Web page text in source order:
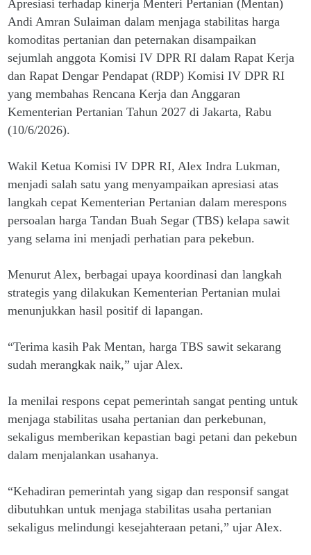
Apresiasi terhadap kinerja Menteri Pertanian (Mentan)
Andi Amran Sulaiman dalam menjaga stabilitas harga
komoditas pertanian dan peternakan disampaikan
sejumlah anggota Komisi IV DPR RI dalam Rapat Kerja
dan Rapat Dengar Pendapat (RDP) Komisi IV DPR RI
yang membahas Rencana Kerja dan Anggaran
Kementerian Pertanian Tahun 2027 di Jakarta, Rabu
(10/6/2026).
Wakil Ketua Komisi IV DPR RI, Alex Indra Lukman,
menjadi salah satu yang menyampaikan apresiasi atas
langkah cepat Kementerian Pertanian dalam merespons
persoalan harga Tandan Buah Segar (TBS) kelapa sawit
yang selama ini menjadi perhatian para pekebun.
Menurut Alex, berbagai upaya koordinasi dan langkah
strategis yang dilakukan Kementerian Pertanian mulai
menunjukkan hasil positif di lapangan.
“Terima kasih Pak Mentan, harga TBS sawit sekarang
sudah merangkak naik,” ujar Alex.
Ia menilai respons cepat pemerintah sangat penting untuk
menjaga stabilitas usaha pertanian dan perkebunan,
sekaligus memberikan kepastian bagi petani dan pekebun
dalam menjalankan usahanya.
“Kehadiran pemerintah yang sigap dan responsif sangat
dibutuhkan untuk menjaga stabilitas usaha pertanian
sekaligus melindungi kesejahteraan petani,” ujar Alex.